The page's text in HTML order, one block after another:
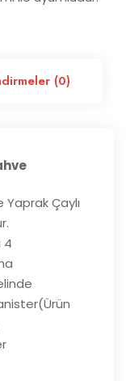
(0)
Çaylı
4